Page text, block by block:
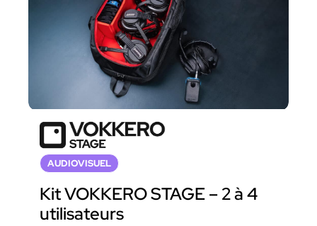
AUDIOVISUEL
Kit VOKKERO STAGE – 2 à 4
utilisateurs